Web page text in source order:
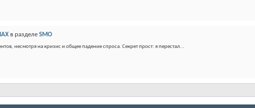
в разделе SMO
несмотря на кризис и общее падение спроса. Секрет прост: я перестал...